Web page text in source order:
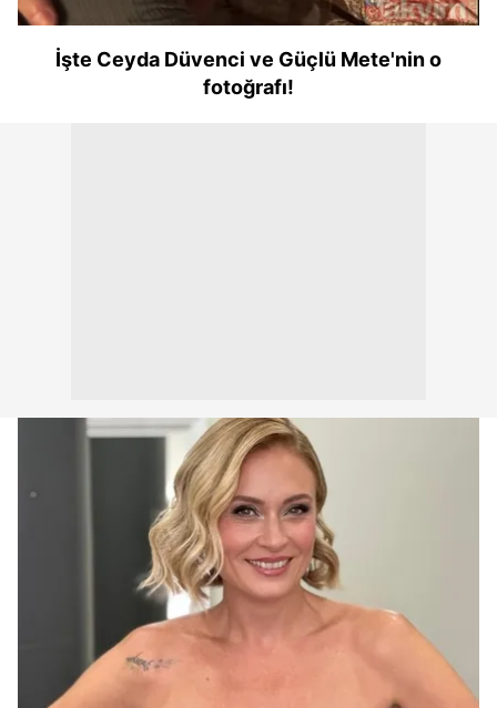
6698 sayılı Kişisel Verilerin Korunması Kanunu uyarınca
hazırlanmış Aydınlatma Metnimizi okumak ve sitemizde
ilgili mevzuata uygun olarak kullanılan çerezlerle ilgili bilgi
İşte Ceyda Düvenci ve Güçlü Mete'nin o
fotoğrafı!